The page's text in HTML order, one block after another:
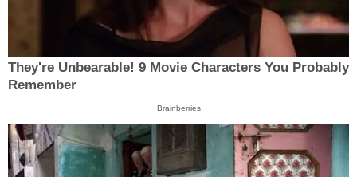
They're Unbearable! 9 Movie Characters You Probably
Remember
Brainberries